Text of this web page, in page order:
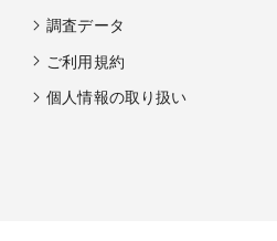
調査データ
ご利用規約
個人情報の取り扱い